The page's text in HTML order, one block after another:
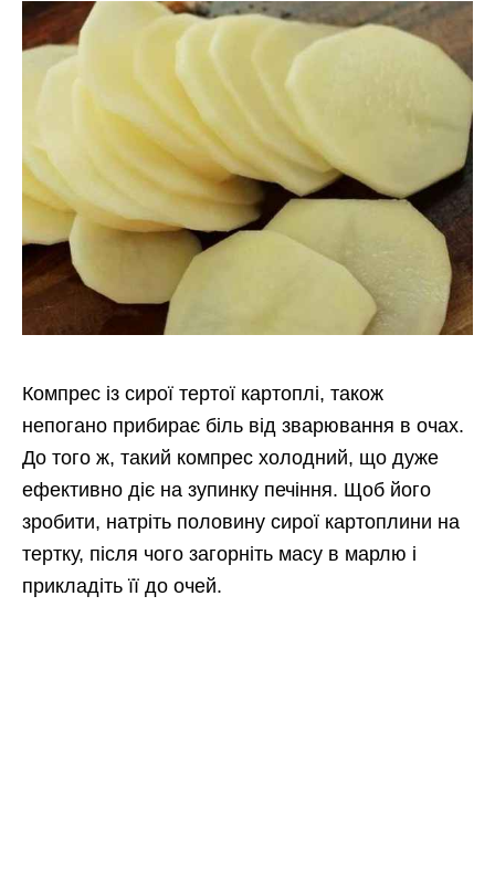
Компрес із сирої тертої картоплі, також
непогано прибирає біль від зварювання в очах.
До того ж, такий компрес холодний, що дуже
ефективно діє на зупинку печіння. Щоб його
зробити, натріть половину сирої картоплини на
тертку, після чого загорніть масу в марлю і
прикладіть її до очей.